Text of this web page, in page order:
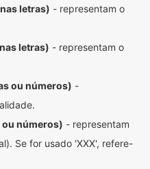
letras) - representam o
letras) - representam o
ou números) -
números) - representam
Se for usado 'XXX', refere-